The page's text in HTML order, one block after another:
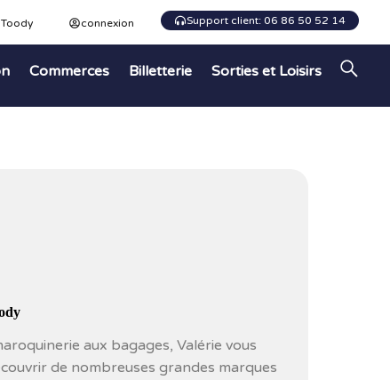
connexion Support client: 06 86 50 52 14
Commerces Billetterie Sorties et Loisirs
aux bagages, Valérie vous
de nombreuses grandes marques